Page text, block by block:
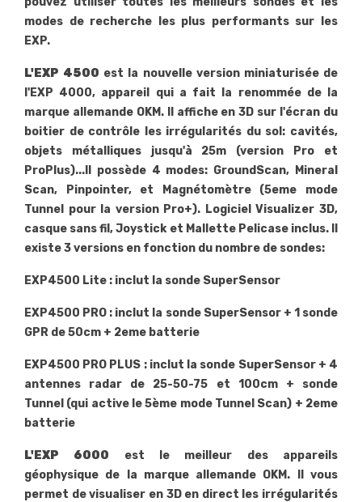
modes de recherche les plus performants sur les
EXP.
L'EXP 4500 est la nouvelle version miniaturisée de
l'EXP 4000, appareil qui a fait la renommée de la
marque allemande OKM. Il affiche en 3D sur l'écran du
boitier de contrôle les irrégularités du sol: cavités,
objets métalliques jusqu'à 25m (version Pro et
ProPlus)...Il possède 4 modes: GroundScan, Mineral
Scan, Pinpointer, et Magnétomètre (5eme mode
Tunnel pour la version Pro+). Logiciel Visualizer 3D,
casque sans fil, Joystick et Mallette Pelicase inclus. Il
existe 3 versions en fonction du nombre de sondes:
EXP4500 Lite : inclut la sonde SuperSensor
EXP4500 PRO : inclut la sonde SuperSensor + 1 sonde
GPR de 50cm + 2eme batterie
EXP4500 PRO PLUS : inclut la sonde SuperSensor + 4
antennes radar de 25-50-75 et 100cm + sonde
Tunnel (qui active le 5ème mode Tunnel Scan) + 2eme
batterie
L'EXP 6000 est le meilleur des appareils
géophysique de la marque allemande OKM. Il vous
permet de visualiser en 3D en direct les irrégularités